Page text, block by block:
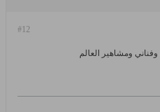
#12
ومشاهير العالم